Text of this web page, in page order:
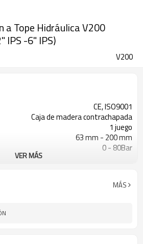
a Tope Hidráulica V200
IPS -6" IPS)
V200
CE, ISO9001
Caja de madera contrachapada
1 juego
63 mm - 200 mm
0 - 80Bar
ISO21307, DVS2207/1, ASTM F2620
VER MÁS
MÁS